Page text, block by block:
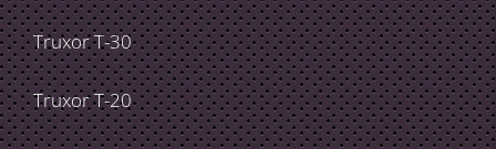
Truxor T-30
Truxor T-20